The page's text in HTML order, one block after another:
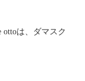
は、ダマスク